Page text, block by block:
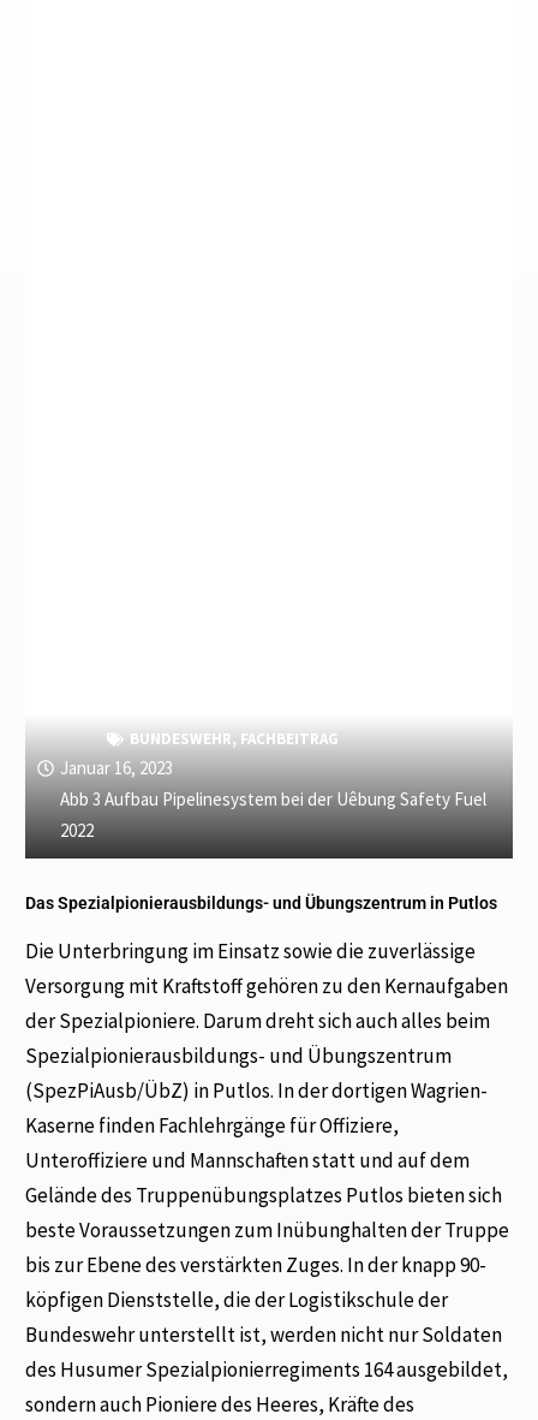
BUNDESWEHR, FACHBEITRAG
Januar 16, 2023
Abb 3 Aufbau Pipelinesystem bei der Uêbung Safety Fuel
2022
Das Spezialpionierausbildungs- und Übungszentrum in Putlos
Die Unterbringung im Einsatz sowie die zuverlässige
Versorgung mit Kraftstoff gehören zu den Kernaufgaben
der Spezialpioniere. Darum dreht sich auch alles beim
Spezialpionierausbildungs- und Übungszentrum
(SpezPiAusb/ÜbZ) in Putlos. In der dortigen Wagrien-
Kaserne finden Fachlehrgänge für Offiziere,
Unteroffiziere und Mannschaften statt und auf dem
Gelände des Truppenübungsplatzes Putlos bieten sich
beste Voraussetzungen zum Inübunghalten der Truppe
bis zur Ebene des verstärkten Zuges. In der knapp 90-
köpfigen Dienststelle, die der Logistikschule der
Bundeswehr unterstellt ist, werden nicht nur Soldaten
des Husumer Spezialpionierregiments 164 ausgebildet,
sondern auch Pioniere des Heeres, Kräfte des